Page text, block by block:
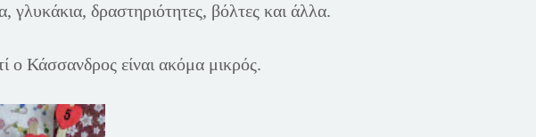
δραστηριότητες, βόλτες και άλλα.
ο Κάσσανδρος είναι ακόμα μικρός.